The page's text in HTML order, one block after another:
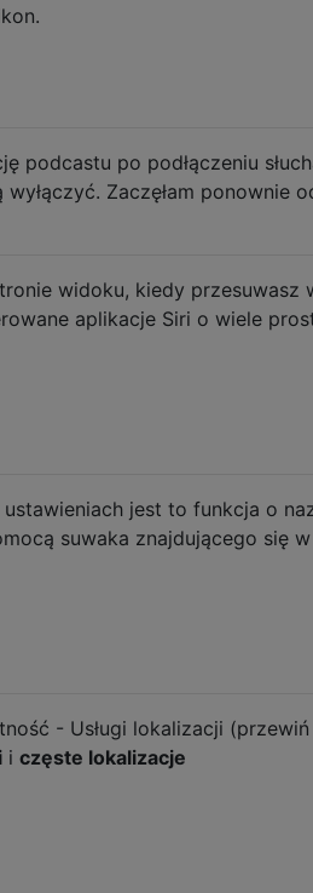
podcastu po podłączeniu
Zaczęłam ponownie
widoku, kiedy
aplikacje Siri o wiele
jest to funkcja o
suwaka znajdującego się
- Usługi lokalizacji (przewiń
i częste lokalizacje